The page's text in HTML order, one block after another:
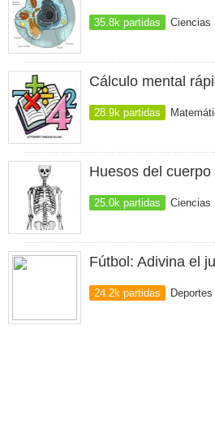
35.8k partidas Ciencias
Cálculo mental
28.9k partidas
Huesos del
25.0k partidas Ciencias
Fútbol: Adivina el
24.2k partidas Deportes